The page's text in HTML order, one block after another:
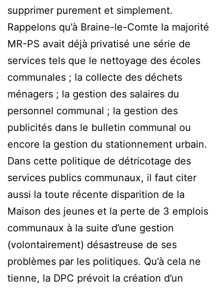
supprimer purement et simplement.
Rappelons qu’à Braine-le-Comte la majorité
MR-PS avait déjà privatisé une série de
services tels que le nettoyage des écoles
communales ; la collecte des déchets
ménagers ; la gestion des salaires du
personnel communal ; la gestion des
publicités dans le bulletin communal ou
encore la gestion du stationnement urbain.
Dans cette politique de détricotage des
services publics communaux, il faut citer
aussi la toute récente disparition de la
Maison des jeunes et la perte de 3 emplois
communaux à la suite d’une gestion
(volontairement) désastreuse de ses
problèmes par les politiques. Qu’à cela ne
tienne, la DPC prévoit la création d’un